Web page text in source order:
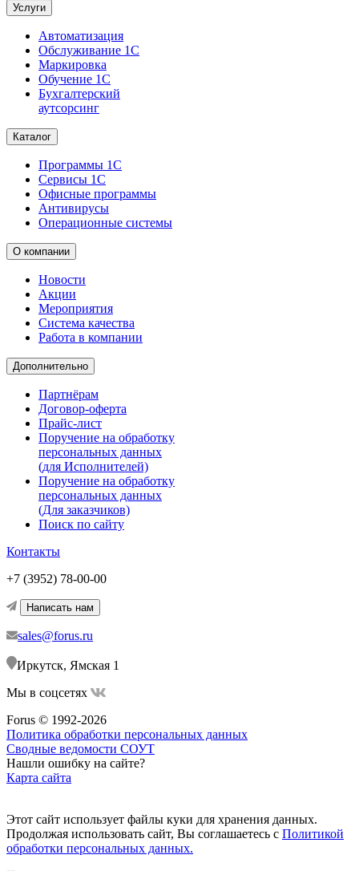
Услуги
Автоматизация
Обслуживание 1С
Маркировка
Обучение 1С
Бухгалтерский
аутсорсинг
Каталог
Программы 1С
Сервисы 1С
Офисные программы
Антивирусы
Операционные системы
О компании
Новости
Акции
Мероприятия
Система качества
Работа в компании
Дополнительно
Партнёрам
Договор-оферта
Прайс-лист
Поручение на обработку
персональных данных
(для Исполнителей)
Поручение на обработку
персональных данных
(Для заказчиков)
Поиск по сайту
Контакты
+7 (3952) 78-00-00
Написать нам
sales@forus.ru
Иркутск, Ямская 1
Мы в соцсетях
Forus © 1992-2026
Политика обработки персональных данных
Сводные ведомости СОУТ
Нашли ошибку на сайте?
Карта сайта
Этот сайт использует файлы куки для хранения данных.
Продолжая использовать сайт, Вы соглашаетесь с Политикой
обработки персональных данных.